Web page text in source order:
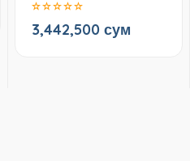
3,442,500 сум